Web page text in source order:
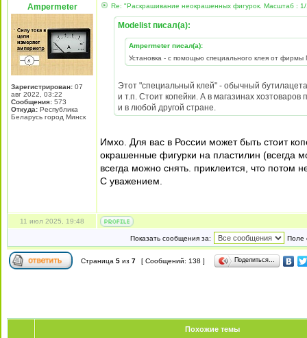
Ampermeter
Зарегистрирован: 07
авг 2022, 03:22
Сообщения: 573
Откуда: Республика
Беларусь город Минск
Re: "Раскрашивание неокрашенных фигурок. Масштаб :
Modelist писал(а):
Ampermeter писал(а):
Установка - с помощью специального клея от
Этот "специальный клей" - обычный
и т.п. Стоит копейки. А в магазинах хозтоваров
и в любой другой стране.
Имхо. Для вас в России может быть стоит
окрашенные фигурки на пластилин (всегда
всегда можно снять. приклеится, что потом
С уважением.
11 июл 2025, 19:48
Показать сообщения за: Поле
Страница 5 из 7 [ Сообщений: 138 ] Поделиться…
Похожие темы